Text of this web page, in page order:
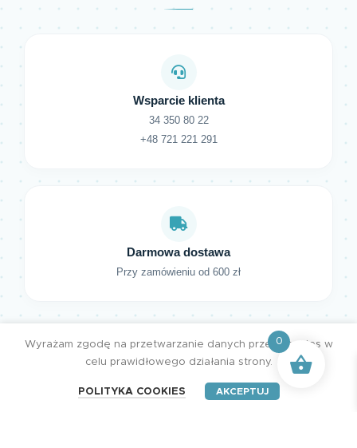
Wsparcie klienta
34 350 80 22
+48 721 221 291
Darmowa dostawa
Przy zamówieniu od 600 zł
Wyrażam zgodę na przetwarzanie danych przez cookies w
celu prawidłowego działania strony.
POLITYKA COOKIES AKCEPTUJ
0